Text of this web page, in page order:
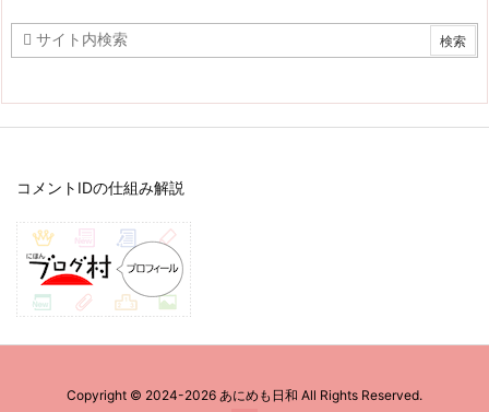
コメントIDの仕組み解説
Copyright © 2024-2026 あにめも日和 All Rights Reserved.